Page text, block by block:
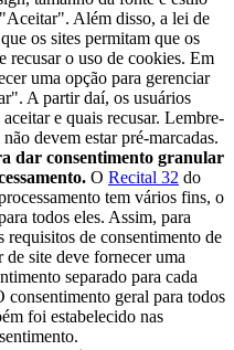
Além disso, a lei de
os sites permitam que os
recusar o uso de cookies. Em
uma opção para gerenciar
A partir daí, os usuários
e quais recusar. Lembre-
devem estar pré-marcadas.
dar consentimento granular
O Recital 32 do
tem vários fins, o
todos eles. Assim, para
requisitos de consentimento de
site deve fornecer uma
separado para cada
consentimento geral para todos
foi estabelecido nas